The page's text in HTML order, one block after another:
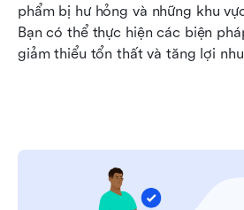
phẩm bị hư hỏng và những khu
Bạn có thể thực hiện các biện
giảm thiểu tổn thất và tăng lợi